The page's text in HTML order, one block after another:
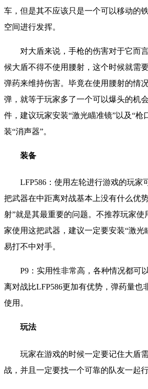
车，但是其不应该只是一个可以移动的
空间进行发挥。
对大盾来说，手枪的伤害对于它而
候大盾不得不使用腰射，这个时候就需
弹药来维持伤害。毕竟在使用腰射的情
弹，就等于玩家多了一个可以爆头的机
件，建议玩家安装“激光瞄准镜”以及“枪
装“消声器”。
装备
LFP586：使用左轮进行游戏的玩家
把武器在中距离对战基本上没有什么优
射”就是其最重要的问题。不推荐玩家使
家使用这把武器，建议一定要安装“激光
易打不中对手。
P9：实用性非常高，各种情况都可
离对战比LFP586更加有优势，弹药量也
使用。
玩法
玩家在游戏的时候一定要记住大盾
战，并且一定要找一个可靠的队友一起行